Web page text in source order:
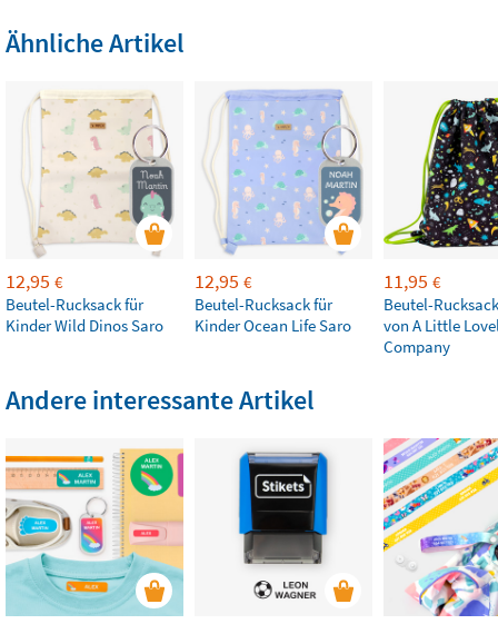
Ähnliche Artikel
12,95 €
Beutel-Rucksack für
Kinder Wild Dinos Saro
12,95 €
Beutel-Rucksack für
Kinder Ocean Life Saro
11,95 €
Beutel-
von A Little
Company
Andere interessante Artikel